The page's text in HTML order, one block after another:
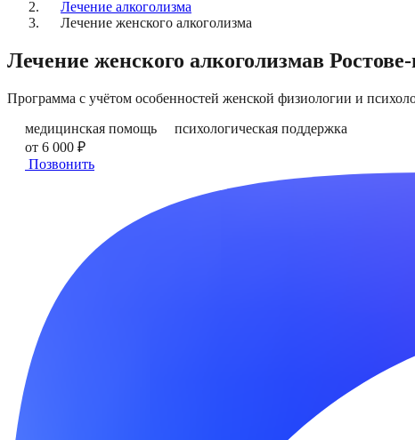
Лечение алкоголизма
Лечение женского алкоголизма
Лечение женского алкоголизмав
Программа с учётом особенностей женской физиологии и
медицинская помощь
психологическая поддержка
от 6 000 ₽
Позвонить